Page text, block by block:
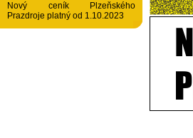
Nový ceník Plzeňského
Prazdroje platný od 1.10.2023